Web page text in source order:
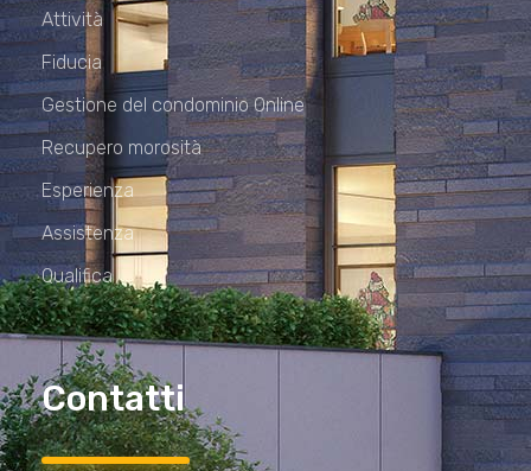
Attività
Fiducia
Gestione del condominio Online
Recupero morosità
Esperienza
Assistenza
Qualifica
Contatti